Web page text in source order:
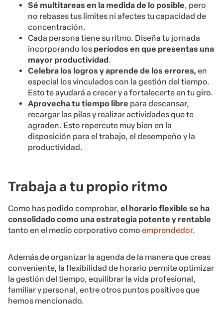
Sé multitareas en la medida de lo posible, pero
no rebases tus límites ni afectes tu capacidad de
concentración.
Cada persona tiene su ritmo. Diseña tu jornada
incorporando los períodos en que presentas una
mayor productividad .
Celebra los logros y aprende de los errores, en
especial los vinculados con la gestión del tiempo.
Esto te ayudará a crecer y a fortalecerte en tu giro.
Aprovecha tu tiempo libre para descansar,
recargar las pilas y realizar actividades que te
agraden. Esto repercute muy bien en la
disposición para el trabajo, el desempeño y la
productividad.
Trabaja a tu propio ritmo
Como has podido comprobar, el horario flexible se ha
consolidado como una estrategia potente y rentable
tanto en el medio corporativo como emprendedor.
Además de organizar la agenda de la manera que creas
conveniente, la flexibilidad de horario permite optimizar
la gestión del tiempo, equilibrar la vida profesional,
familiar y personal, entre otros puntos positivos que
hemos mencionado.